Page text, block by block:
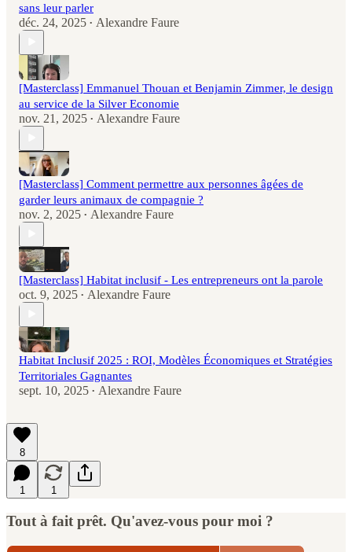
sans leur parler
déc. 24, 2025 • Alexandre Faure
[Masterclass] Emmanuel Thouan et Benjamin Zimmer, le design
au service de la Silver Economie
nov. 21, 2025 • Alexandre Faure
[Masterclass] Comment permettre aux personnes âgées de
garder leurs animaux de compagnie ?
nov. 2, 2025 • Alexandre Faure
[Masterclass] Habitat inclusif - Les entrepreneurs ont la parole
oct. 9, 2025 • Alexandre Faure
Habitat Inclusif 2025 : ROI, Modèles Économiques et Stratégies
Territoriales Gagnantes
sept. 10, 2025 • Alexandre Faure
8
1 1
Tout à fait prêt. Qu'avez-vous pour moi ?